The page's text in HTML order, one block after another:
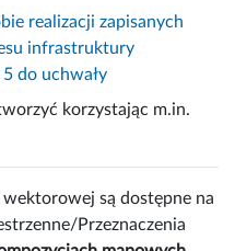
realizacji zapisanych
infrastruktury
do uchwały
korzystając m.in.
są dostępne na
Przeznaczenia